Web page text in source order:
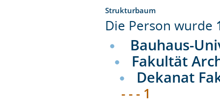
Strukturbaum
Die Person wurde
Bauhaus-
Fakultät
Dekanat
- - - 1